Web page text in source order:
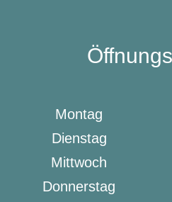
Montag
Dienstag
Mittwoch
Donnerstag